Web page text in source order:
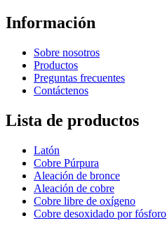
Información
Sobre nosotros
Productos
Preguntas frecuentes
Contáctenos
Lista de productos
Latón
Cobre Púrpura
Aleación de bronce
Aleación de cobre
Cobre libre de oxígeno
Cobre desoxidado por fósforo